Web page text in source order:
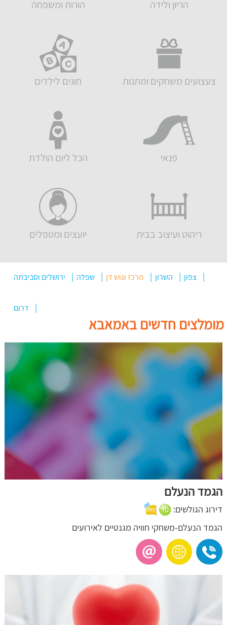
הורות ומשפחה הריון ולידה
חוגים לילדים צעצועים משחקים ומתנות
הכל ליום הולדת פנאי
יועצים ומטפלים ריהוט ועיצוב בבית
צפון השרון מרכז וגוש דן שפלה ירושלים וסביבתה
דרום
מומלצים חדשים באמאבא
הגמד הנעלם
דירוג הגולשים:
הגמד הנעלם-משחקי חוויה מגנטיים לאירועים